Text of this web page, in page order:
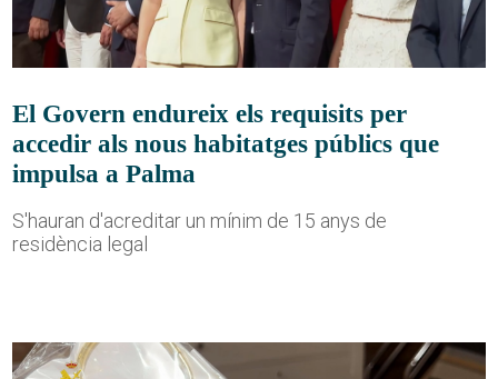
El Govern endureix els requisits per
accedir als nous habitatges públics que
impulsa a Palma
S'hauran d'acreditar un mínim de 15 anys de
residència legal